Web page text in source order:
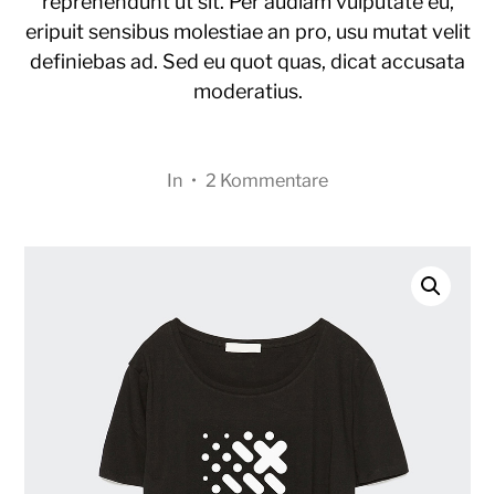
eripuit sensibus molestiae an pro, usu mutat velit
definiebas ad. Sed eu quot quas, dicat accusata
moderatius.
In • 2 Kommentare